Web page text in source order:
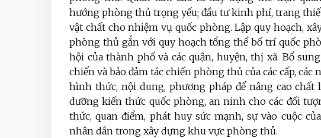
hướng phòng thủ trọng yếu; đầu tư kinh phí, trang
vật chất cho nhiệm vụ quốc phòng. Lập quy hoạch,
phòng thủ gắn với quy hoạch tổng thể bố trí quốc
hội của thành phố và các quận, huyện, thị xã. Bổ
chiến và bảo đảm tác chiến phòng thủ của các cấp,
hình thức, nội dung, phương pháp để nâng cao chất
dưỡng kiến thức quốc phòng, an ninh cho các đối
thức, quan điểm, phát huy sức mạnh, sự vào cuộc
nhân dân trong xây dựng khu vực phòng thủ.